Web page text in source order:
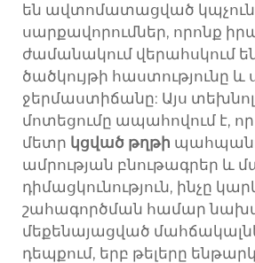
են ավտոմատացված կպչուն
սարքավորումներ, որոնք
ժամանակում վերահսկում են
ծածկույթի հաստությունը
ջերմաստիճանը: Այս
մոտեցումը ապահովում է, որ
մետր կցված թղթի
ամրության բնութագրեր և
դիմացկունություն, ինչը
շահագործման համար
մեքենայացված
դեպքում, երբ թելերը